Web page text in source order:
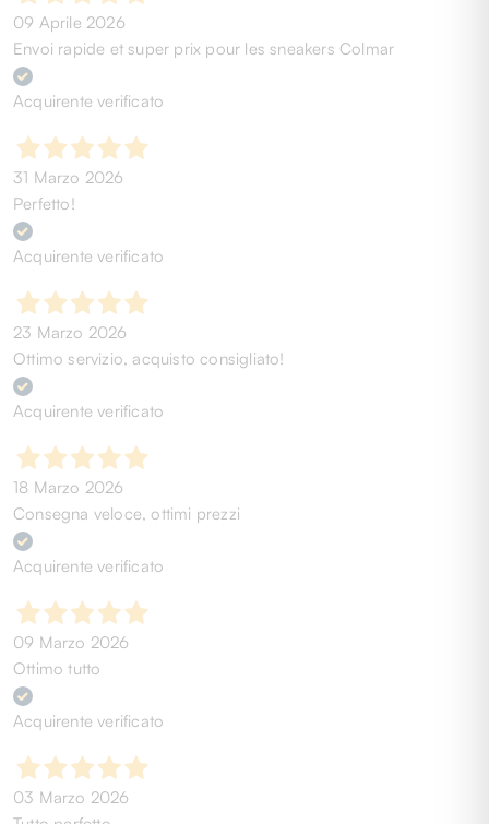
09 Aprile 2026
Envoi rapide et super prix pour les sneakers Colmar
Acquirente verificato
31 Marzo 2026
Perfetto!
Acquirente verificato
23 Marzo 2026
Ottimo servizio, acquisto consigliato!
Acquirente verificato
18 Marzo 2026
Consegna veloce, ottimi prezzi
Acquirente verificato
09 Marzo 2026
Ottimo tutto
Acquirente verificato
03 Marzo 2026